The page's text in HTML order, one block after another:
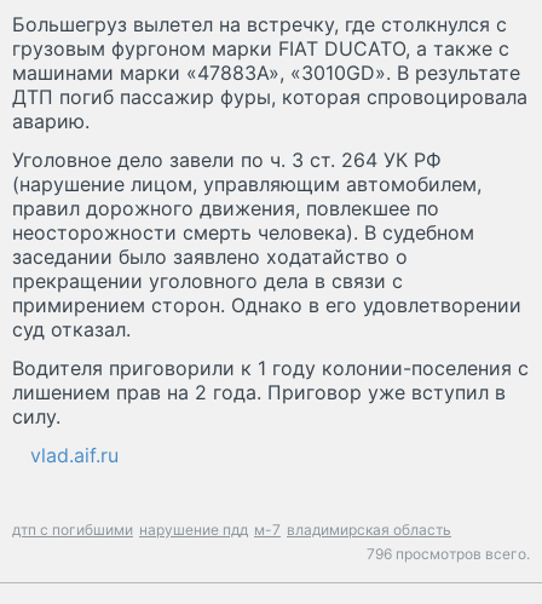
Большегруз вылетел на встречку, где столкнулся с
грузовым фургоном марки FIAT DUCATO, а также с
машинами марки «47883А», «3010GD». В результате
ДТП погиб пассажир фуры, которая спровоцировала
аварию.
Уголовное дело завели по ч. 3 ст. 264 УК РФ
(нарушение лицом, управляющим автомобилем,
правил дорожного движения, повлекшее по
неосторожности смерть человека). В судебном
заседании было заявлено ходатайство о
прекращении уголовного дела в связи с
примирением сторон. Однако в его удовлетворении
суд отказал.
Водителя приговорили к 1 году колонии-поселения с
лишением прав на 2 года. Приговор уже вступил в
силу.
vlad.aif.ru
дтп с погибшими нарушение пдд м-7 владимирская область
796 просмотров всего.